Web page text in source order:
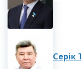
Серік